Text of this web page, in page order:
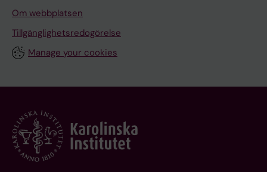
Om webbplatsen
Tillgänglighetsredogörelse
Manage your cookies